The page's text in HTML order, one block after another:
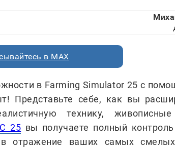
в MAX
в Farming Simulator 25 с
Представьте себе, как вы
технику,
25 вы получаете полный
отражение ваших самых